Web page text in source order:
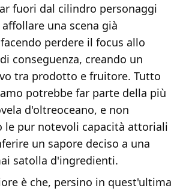
fuori dal cilindro personaggi
una scena già
perdere il focus allo
conseguenza, creando un
tra prodotto e fruitore. Tutto
potrebbe far parte della più
d'oltreoceano, e non
le pur notevoli capacità attoriali
un sapore deciso a una
satolla d'ingredienti.
è che, persino in quest'ultima